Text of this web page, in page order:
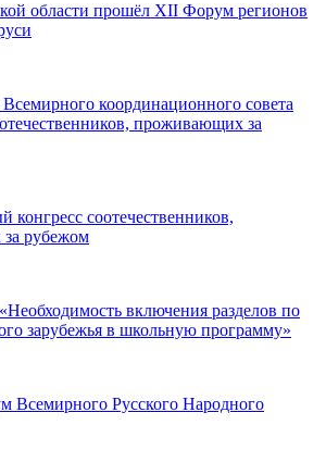
области прошёл XII Форум регионов
Всемирного координационного совета
проживающих за
соотечественников,
рубежом
включения разделов по
зарубежья в школьную программу»
Всемирного Русского Народного